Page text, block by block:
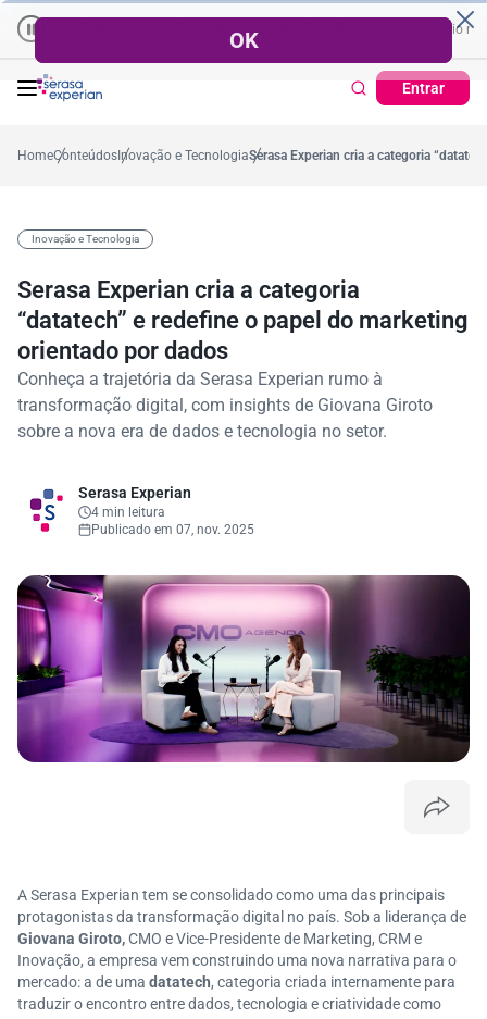
-5,4% Empresas | Recuperação de Crédito Percentual médio no ano
Entrar
no ano Cartão de Crédito |
HomeConteúdos Inovação e TecnologiaSerasa Experian cria a categoria
Inovação e Tecnologia
Serasa Experian cria a categoria
“datatech” e redefine o papel do marketing
orientado por dados
Conheça a trajetória da Serasa Experian rumo à
transformação digital, com insights de Giovana Giroto
sobre a nova era de dados e tecnologia no setor.
Serasa Experian
4 min leitura
Publicado em 07, nov. 2025
A Serasa Experian tem se consolidado como uma das principais
protagonistas da transformação digital no país. Sob a liderança de
Giovana Giroto,CMO e Vice-Presidente de Marketing, CRM e
Inovação, a empresa vem construindo uma nova narrativa para o
mercado: a de uma datatech, categoria criada internamente para
traduzir o encontro entre dados, tecnologia e criatividade como